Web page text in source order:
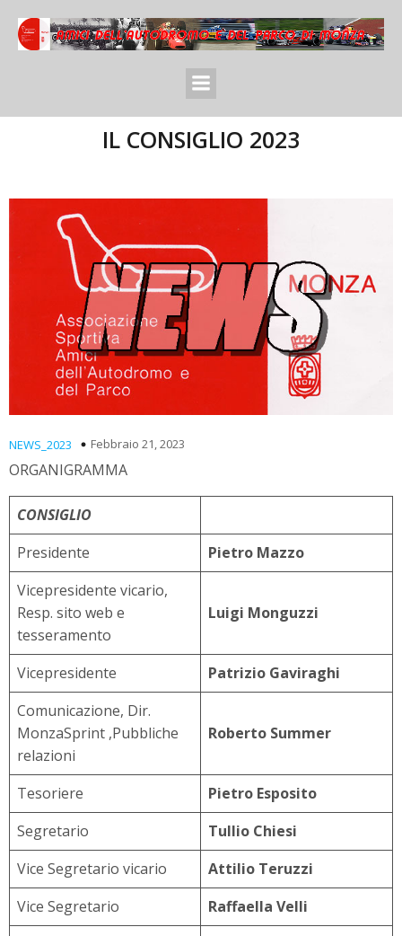
IL CONSIGLIO 2023
NEWS_2023 Febbraio 21, 2023
ORGANIGRAMMA
CONSIGLIO
Presidente
Pietro Mazzo
Vicepresidente vicario,
Resp. sito web e
tesseramento
Luigi Monguzzi
Vicepresidente
Patrizio Gaviraghi
Comunicazione, Dir.
MonzaSprint ,Pubbliche
relazioni
Roberto Summer
Tesoriere
Pietro Esposito
Segretario
Tullio Chiesi
Vice Segretario vicario
Attilio Teruzzi
Vice Segretario
Raffaella Velli